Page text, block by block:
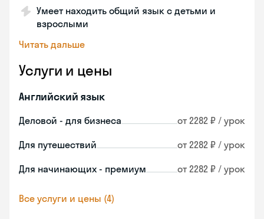
Умеет находить общий язык с детьми и
взрослыми
Читать дальше
Услуги и цены
Английский язык
Деловой - для бизнеса от 2282 ₽ / урок
Для путешествий от 2282 ₽ / урок
Для начинающих - премиум от 2282 ₽ / урок
Все услуги и цены (4)